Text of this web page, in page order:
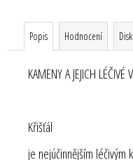
Popis Hodnocení
KAMENY A JEJICH LÉČIVÉ
Křišťál
je nejúčinnějším léčivým